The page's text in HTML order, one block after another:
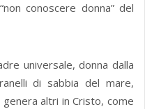
conoscere donna” del
universale, donna dalla
di sabbia del mare,
altri in Cristo, come